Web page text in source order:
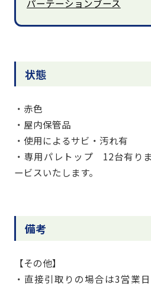
パーテーションブース
状態
・赤色
・屋内保管品
・使用によるサビ・汚れ有
・専用パレトップ 12台有り
ービスいたします。
備考
【その他】
・直接引取りの場合は3営業